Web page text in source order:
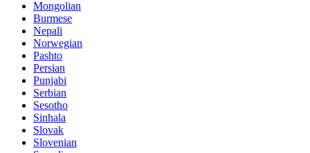
Mongolian
Burmese
Nepali
Norwegian
Pashto
Persian
Punjabi
Serbian
Sesotho
Sinhala
Slovak
Slovenian